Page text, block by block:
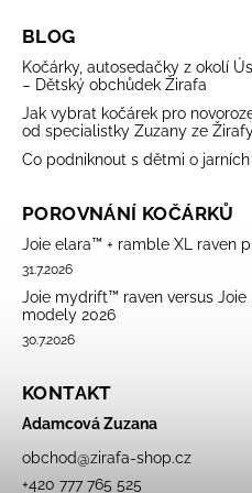
BLOG
Kočárky, autosedačky z okolí
– Dětský obchůdek Žirafa
Jak vybrat kočárek pro
od specialistky Zuzany ze
Co podniknout s dětmi o
POROVNÁNÍ KOČÁRKŮ
Joie elara™ + ramble XL raven
31.7.2026
Joie mydrift™ raven versus
modely 2026
30.7.2026
KONTAKT
Adamcová Zuzana
obchod@zirafa-shop.cz
+420 777 765 525